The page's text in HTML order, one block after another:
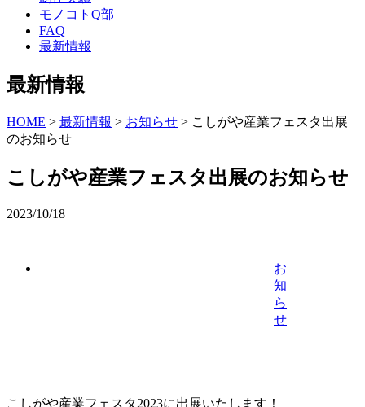
モノコトQ部
FAQ
最新情報
最新情報
HOME > 最新情報 > お知らせ > こしがや産業フェスタ出展
のお知らせ
こしがや産業フェスタ出展のお知らせ
2023/10/18
お
知
ら
せ
こしがや産業フェスタ2023に出展いたします！